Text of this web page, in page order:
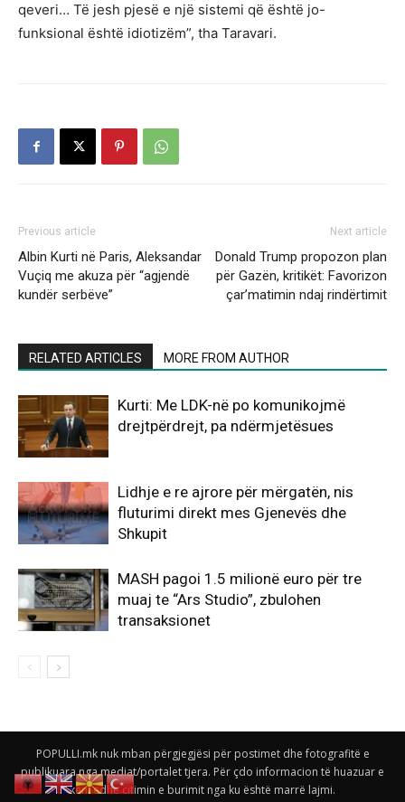
qeveri… Të jesh pjesë e një sistemi që është jo-
funksional është idiotizëm”, tha Taravari.
Previous article
Albin Kurti në Paris, Aleksandar
Vuçiq me akuza për “agjendë
kundër serbëve”
Next article
Donald Trump propozon plan
për Gazën, kritikët: Favorizon
çar’matimin ndaj rindërtimit
RELATED ARTICLES MORE FROM AUTHOR
Kurti: Me LDK-në po komunikojmë
drejtpërdrejt, pa ndërmjetësues
Lidhje e re ajrore për mërgatën, nis
fluturimi direkt mes Gjenevës dhe
Shkupit
MASH pagoi 1.5 milionë euro për tre
muaj te “Ars Studio”, zbulohen
transaksionet
POPULLI.mk nuk mban përgjegjësi për postimet dhe fotografitë e
publikuara nga mediat/portalet tjera. Për çdo informacion të huazuar e
keni edhe citimin e burimit nga ku është marrë lajmi.